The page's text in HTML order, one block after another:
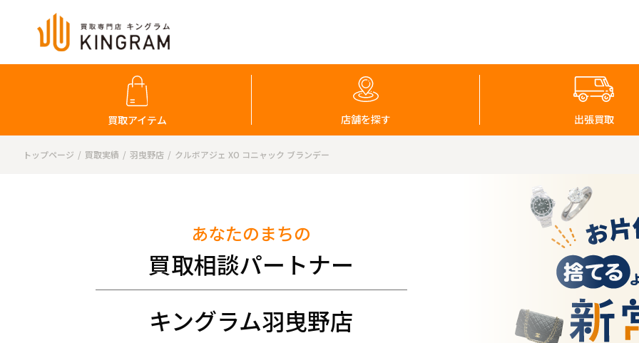
買取アイテム 店舗を探す 出張買取
トップページ 買取実績 羽曳野店 クルボアジェ XO コニャック ブランデー
キングラム羽曳野店
あなたのまちの
買取相談パートナー